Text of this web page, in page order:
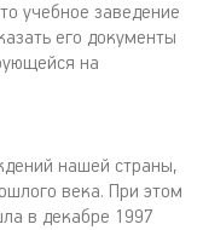
учебное заведение
его документы
на
нашей страны,
века. При этом
в декабре 1997